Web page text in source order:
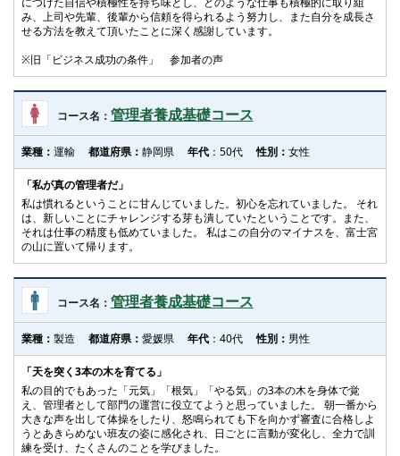
み、上司や先輩、後輩から信頼を得られるよう努力し、また自分を成長さ
せる方法を教えて頂いたことに深く感謝しています。
※旧「ビジネス成功の条件」 参加者の声
コース名： 管理者養成基礎コース
業種： 運輸 都道府県： 静岡県 年代：50代 性別： 女性
「私が真の管理者だ」
私は慣れるということに甘んじていました。初心を忘れていました。 それ
は、新しいことにチャレンジする芽も潰していたということです。また、
それは仕事の精度も低めていました。 私はこの自分のマイナスを、富士宮
の山に置いて帰ります。
コース名： 管理者養成基礎コース
業種： 製造 都道府県： 愛媛県 年代：40代 性別： 男性
「天を突く3本の木を育てる」
私の目的でもあった「元気」「根気」「やる気」の3本の木を身体で覚
え、管理者として部門の運営に役立てようと思っていました。 朝一番から
大きな声を出して体操をしたり、怒鳴られても下を向かず審査に合格しよ
うとあきらめない班友の姿に感化され、日ごとに言動が変化し、全力で訓
練を受け、たくさんのことを学びました。